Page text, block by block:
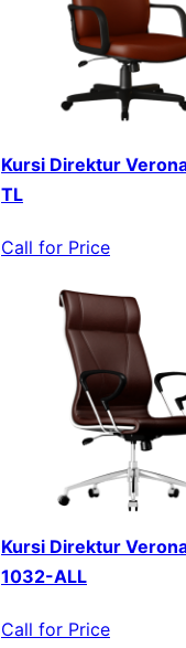
Kursi Direktur
TL
Call for Price
Kursi Direktur
1032-ALL
Call for Price